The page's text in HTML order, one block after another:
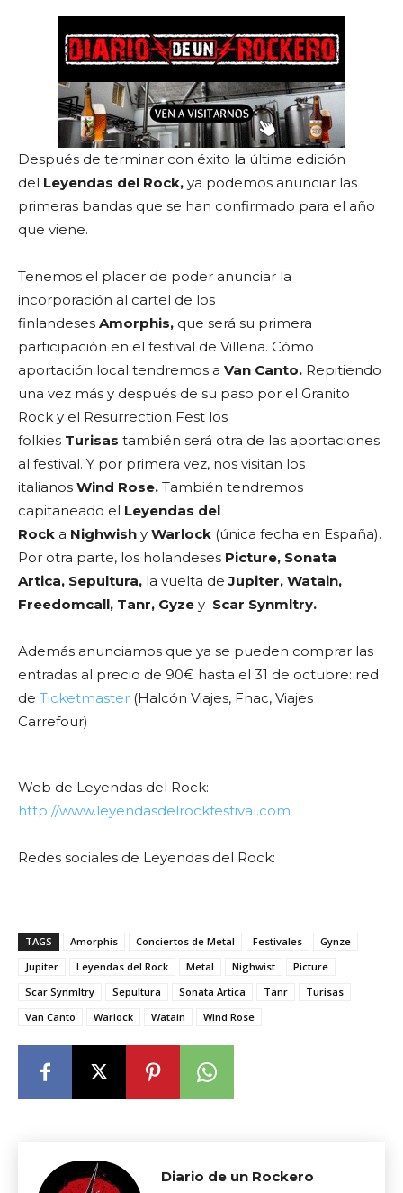
Después de terminar con éxito la última edición
del Leyendas del Rock, ya podemos anunciar las
primeras bandas que se han confirmado para el año
que viene.
Tenemos el placer de poder anunciar la
incorporación al cartel de los
finlandeses Amorphis, que será su primera
participación en el festival de Villena. Cómo
aportación local tendremos a Van Canto. Repitiendo
una vez más y después de su paso por el Granito
Rock y el Resurrection Fest los
folkies Turisas también será otra de las aportaciones
al festival. Y por primera vez, nos visitan los
italianos Wind Rose. También tendremos
capitaneado el Leyendas del
Rock a Nighwish y Warlock (única fecha en España).
Por otra parte, los holandeses Picture, Sonata
Artica, Sepultura, la vuelta deJupiter, Watain,
Freedomcall, Tanr, Gyze y Scar Synmltry.
Además anunciamos que ya se pueden comprar las
entradas al precio de 90€ hasta el 31 de octubre: red
de Ticketmaster (Halcón Viajes, Fnac, Viajes
Carrefour)
Web de Leyendas del Rock:
http://www.leyendasdelrockfestival.com
Redes sociales de Leyendas del Rock:
TAGS Amorphis Conciertos de Metal Festivales
Gynze
Jupiter
Leyendas del Rock Metal Nighwist
Picture
Scar Synmltry
Sepultura Sonata Artica Tanr
Turisas
Van Canto
Warlock Watain Wind Rose
Diario de un Rockero